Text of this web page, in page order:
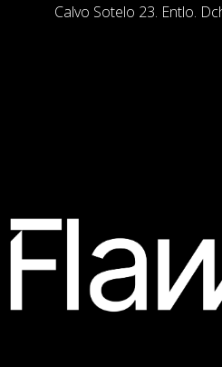
Calvo Sotelo 23. Entlo.